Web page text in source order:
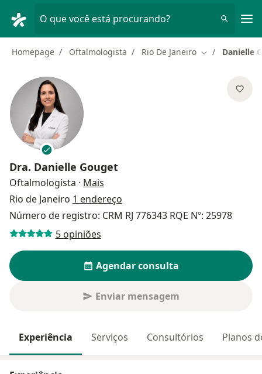
O que você está procurando?
Homepage Oftalmologista Rio De Janeiro Mudar deDanielle
Dra. Danielle Gouget
Oftalmologista · Mais
Rio de Janeiro 1 endereço
Número de registro: CRM RJ 776343 RQE Nº: 25978
5 opiniões
Agendar consulta
Enviar mensagem
Experiência Serviços Consultórios Planos